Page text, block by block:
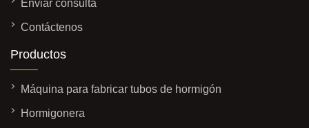
Enviar consulta
Contáctenos
Productos
Máquina para fabricar tubos de hormigón
Hormigonera